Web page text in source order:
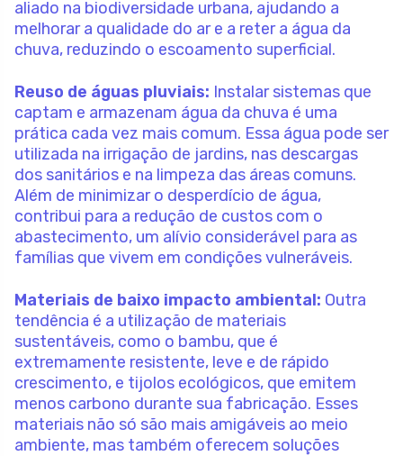
aliado na biodiversidade urbana, ajudando a
melhorar a qualidade do ar e a reter a água da
chuva, reduzindo o escoamento superficial.
Reuso de águas pluviais: Instalar sistemas que
captam e armazenam água da chuva é uma
prática cada vez mais comum. Essa água pode ser
utilizada na irrigação de jardins, nas descargas
dos sanitários e na limpeza das áreas comuns.
Além de minimizar o desperdício de água,
contribui para a redução de custos com o
abastecimento, um alívio considerável para as
famílias que vivem em condições vulneráveis.
Materiais de baixo impacto ambiental: Outra
tendência é a utilização de materiais
sustentáveis, como o bambu, que é
extremamente resistente, leve e de rápido
crescimento, e tijolos ecológicos, que emitem
menos carbono durante sua fabricação. Esses
materiais não só são mais amigáveis ao meio
ambiente, mas também oferecem soluções